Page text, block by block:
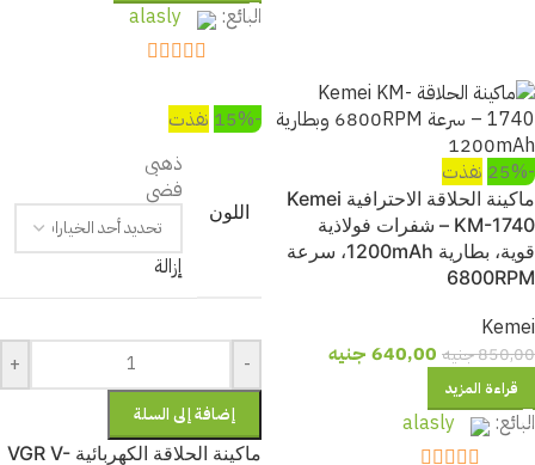
البائع: alasly
-25% نفذت
ماكينة الحلاقة الاحترافية Kemei
KM-1740 – شفرات فولاذية
قوية، بطارية 1200mAh، سرعة
6800RPM
Kemei
850,00جنيه 640,00 جنيه
قراءة المزيد
البائع: alasly
-15% نفذت
اللون
ذهبى
فضى
إزالة
-
+
إضافة إلى السلة
ماكينة الحلاقة الكهربائية VGR V-